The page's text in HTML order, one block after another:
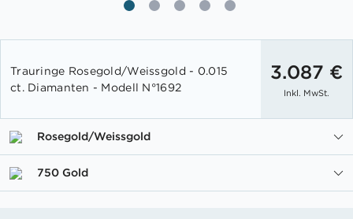
der
Bildgalerie
Trauringe Rosegold/Weissgold - 0.015
ct. Diamanten - Modell N°1692
3.087 €
Inkl. MwSt.
Rosegold/Weissgold
750 Gold